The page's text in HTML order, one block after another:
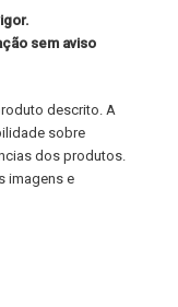
sem aviso
descrito. A
sobre
dos produtos.
imagens e